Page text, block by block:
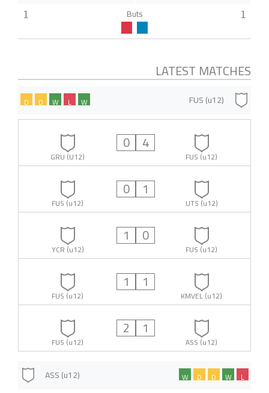
1
Buts
1
LATEST MATCHES
FUS (u12)
W
L
W
D
D
GRU (U12)
0 4
FUS (u12)
FUS (u12)
0 1
UTS (u12)
YCR (u12)
1 0
FUS (u12)
FUS (u12)
1 1
KMVEL (u12)
FUS (u12)
2 1
ASS (u12)
ASS (u12) L
W
D
D
W